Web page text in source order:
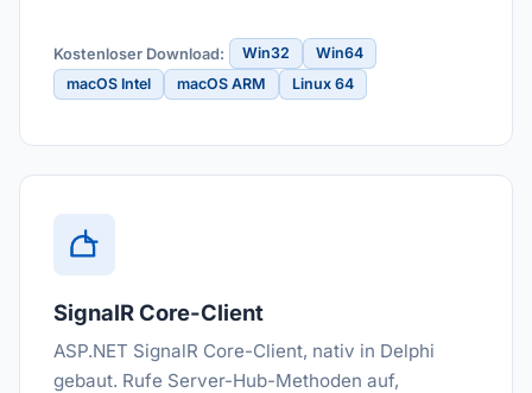
Kostenloser Download: Win32
Win64
macOS Intel
macOS ARM Linux 64
SignalR Core-Client
ASP.NET SignalR Core-Client, nativ in Delphi
gebaut. Rufe Server-Hub-Methoden auf,